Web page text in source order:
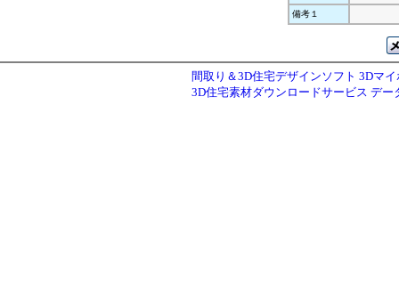
備考１
間取り＆3D住宅デザインソフト 3Dマ
3D住宅素材ダウンロードサービス デー